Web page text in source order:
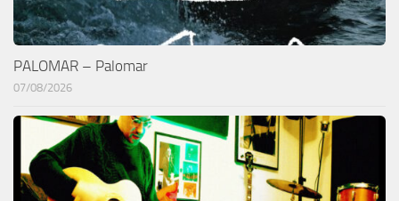
PALOMAR – Palomar
07/08/2026